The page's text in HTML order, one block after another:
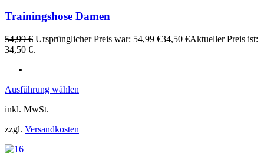
Trainingshose Damen
54,99€ Ursprünglicher Preis war: 54,99 €34,50 €Aktueller Preis ist:
34,50 €.
Ausführung wählen
inkl. MwSt.
zzgl. Versandkosten